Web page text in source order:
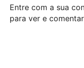
Entre com a sua
para ver e comentar